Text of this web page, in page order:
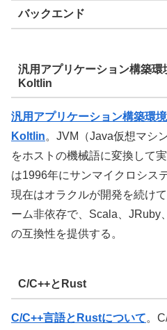
バックエンド
汎用アプリケーション構築
Koltlin
汎用アプリケーション構築環
Koltlin。 JVM（Java仮想マシ
をホストの機械語に変換して
は1996年にサンマイクロシス
現在はオラクルが開発を続け
ーム非依存で、Scala、JRuby
の互換性を提供する。
C/C++とRust
C/C++言語とRustについて。